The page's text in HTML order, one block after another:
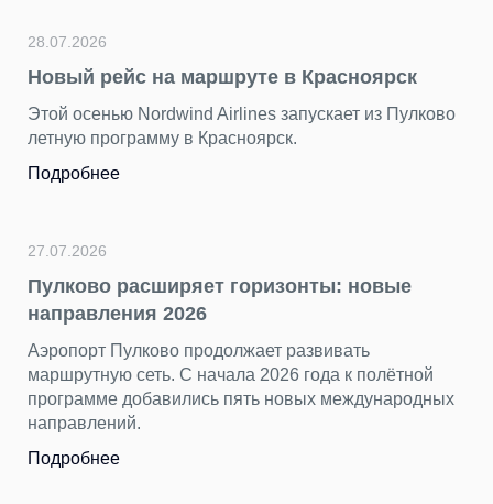
28.07.2026
Новый рейс на маршруте в Красноярск
Этой осенью Nordwind Airlines запускает из Пулково
летную программу в Красноярск.
Подробнее
27.07.2026
Пулково расширяет горизонты: новые
направления 2026
Аэропорт Пулково продолжает развивать
маршрутную сеть. С начала 2026 года к полётной
программе добавились пять новых международных
направлений.
Подробнее